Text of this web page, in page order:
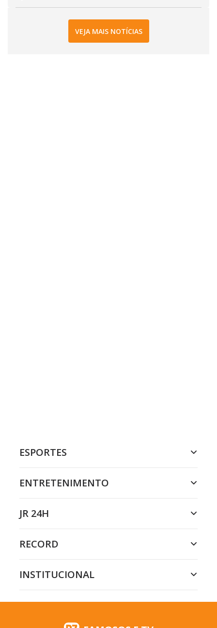
VEJA MAIS NOTÍCIAS
ESPORTES
ENTRETENIMENTO
JR 24H
RECORD
INSTITUCIONAL